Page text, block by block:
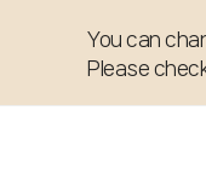
You can
Please